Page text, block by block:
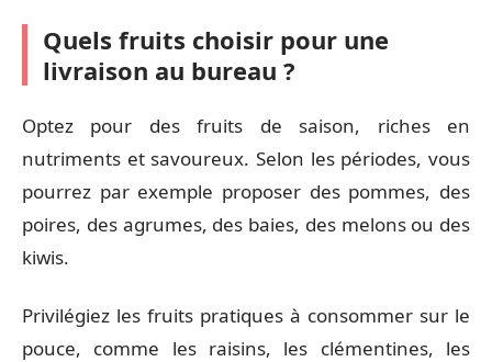
Quels fruits choisir pour une
livraison au bureau ?
Optez pour des fruits de saison, riches en
nutriments et savoureux. Selon les périodes, vous
pourrez par exemple proposer des pommes, des
poires, des agrumes, des baies, des melons ou des
kiwis.
Privilégiez les fruits pratiques à consommer sur le
pouce, comme les raisins, les clémentines, les